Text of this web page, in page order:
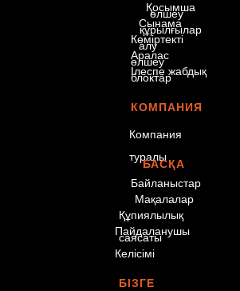
КОМПАНИЯ
Компания
туралы
БАСҚА
Байланыстар
БІЗГЕ
өлшеу
Қосымша
құрылғылар
Сынама
алу
Көміртекті
өлшеу
Аралас
блоктар
Ілеспе жабдық
Мақалалар
Пайдаланушы
Келісімі
Құпиялылық
саясаты